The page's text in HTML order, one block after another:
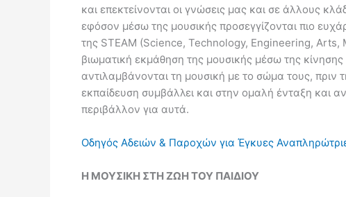
και επεκτείνονται οι γνώσεις μας και σε άλλους
εφόσον μέσω της μουσικής προσεγγίζονται πιο
της STEAM (Science, Technology, Engineering, Arts,
βιωματική εκμάθηση της μουσικής μέσω της
αντιλαμβάνονται τη μουσική με το σώμα τους,
εκπαίδευση συμβάλλει και στην ομαλή ένταξη και
περιβάλλον για αυτά.
Οδηγός Αδειών & Παροχών για Έγκυες
Η ΜΟΥΣΙΚΗ ΣΤΗ ΖΩΗ ΤΟΥ ΠΑΙΔΙΟΥ